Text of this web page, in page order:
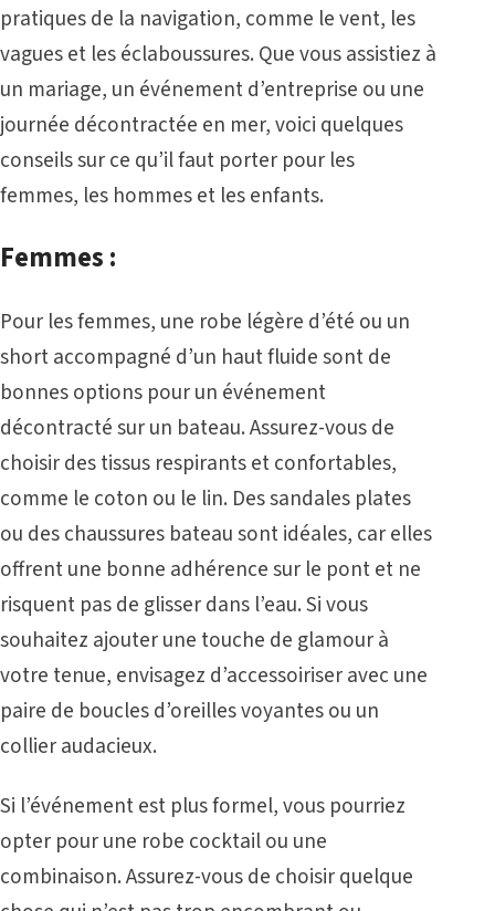
pratiques de la navigation, comme le vent, les
vagues et les éclaboussures. Que vous assistiez à
un mariage, un événement d’entreprise ou une
journée décontractée en mer, voici quelques
conseils sur ce qu’il faut porter pour les
femmes, les hommes et les enfants.
Femmes :
Pour les femmes, une robe légère d’été ou un
short accompagné d’un haut fluide sont de
bonnes options pour un événement
décontracté sur un bateau. Assurez-vous de
choisir des tissus respirants et confortables,
comme le coton ou le lin. Des sandales plates
ou des chaussures bateau sont idéales, car elles
offrent une bonne adhérence sur le pont et ne
risquent pas de glisser dans l’eau. Si vous
souhaitez ajouter une touche de glamour à
votre tenue, envisagez d’accessoiriser avec une
paire de boucles d’oreilles voyantes ou un
collier audacieux.
Si l’événement est plus formel, vous pourriez
opter pour une robe cocktail ou une
combinaison. Assurez-vous de choisir quelque